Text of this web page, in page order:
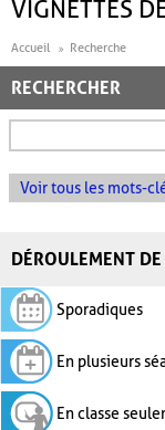
VIGNETTES
Accueil Recherche
RECHERCHER
Voir tous les mots-
DÉROULEMENT
Sporadiques
En plusieurs
En classe